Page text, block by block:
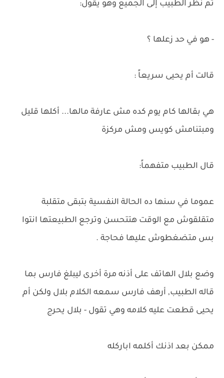
تم نظر الطبيب إلى الجميع وهو يقول:
- هو في حد زعلها ؟
قالت أم يحيى سريعاً :
هي بقالها كام يوم كده مش عارفة مالها... أكلها قليل
ومبتنامش كويس ومش مركزة
قال الطبيب متفهماً:
عموما في سنها ده الحالة النفسية بتبقى متقلبة
متقلقوش مع الوقت هتتحسن وترجع الطبيعتها انتوا
بس متضغطوش عليها فحاجة .
وضع بلال الهاتف على أذنه مرة أخرى ليبلغ فارس بما
قاله الطبيب, أرهف فارس سمعه الكلام بلال ولكن أم
يحيى قطعت عليه كلامه وهي تقول - بلال يحرج
ممكن بعد اذنك أكلمه اباركله